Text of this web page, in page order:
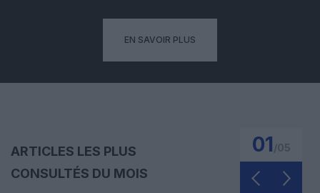
EN SAVOIR PLUS
ARTICLES LES PLUS
CONSULTÉS DU MOIS
01